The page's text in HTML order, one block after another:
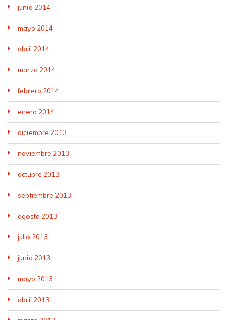
junio 2014
mayo 2014
abril 2014
marzo 2014
febrero 2014
enero 2014
diciembre 2013
noviembre 2013
octubre 2013
septiembre 2013
agosto 2013
julio 2013
junio 2013
mayo 2013
abril 2013